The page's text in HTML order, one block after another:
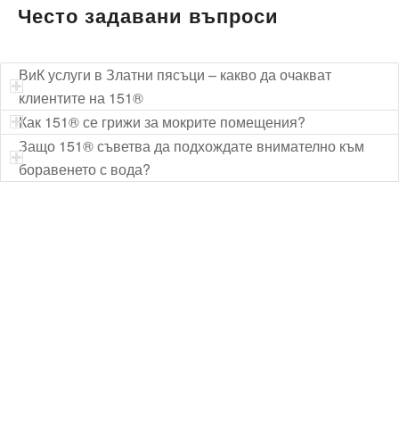
Често задавани въпроси
ВиК услуги в Златни пясъци – какво да очакват
клиентите на 151®
Как 151® се грижи за мокрите помещения?
Защо 151® съветва да подхождате внимателно към
боравенето с вода?